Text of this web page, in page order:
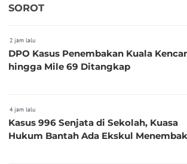
SOROT
2 jam lalu
DPO Kasus Penembakan Kuala
hingga Mile 69 Ditangkap
4 jam lalu
Kasus 996 Senjata di Sekolah, Kuasa
Hukum Bantah Ada Ekskul Menembak